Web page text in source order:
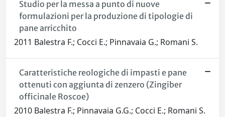
Studio per la messa a punto di nuove
formulazioni per la produzione di tipologie di
pane arricchito
2011 Balestra F.; Cocci E.; Pinnavaia G.; Romani S.
Caratteristiche reologiche di impasti e pane
ottenuti con aggiunta di zenzero (Zingiber
officinale Roscoe)
2010 Balestra F.; Pinnavaia G.G.; Cocci E.; Romani S.